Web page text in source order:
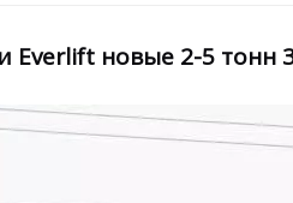
новые 2-5 тонн